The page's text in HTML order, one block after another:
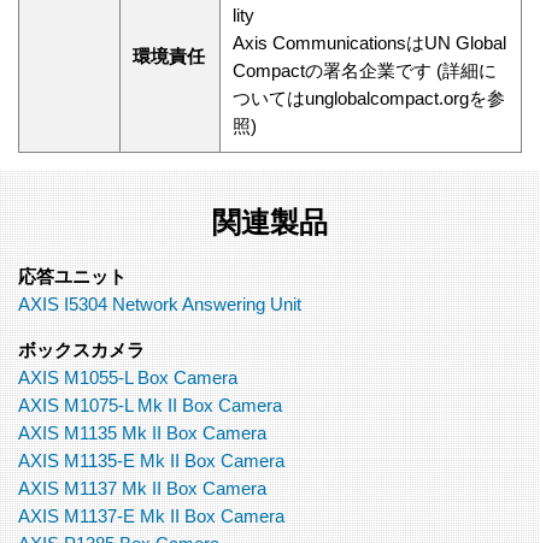
環境責任
lity
Axis CommunicationsはUN Global
Compactの署名企業です (詳細に
ついてはunglobalcompact.orgを参
照)
関連製品
応答ユニット
AXIS I5304 Network Answering Unit
ボックスカメラ
AXIS M1055-L Box Camera
AXIS M1075-L Mk II Box Camera
AXIS M1135 Mk II Box Camera
AXIS M1135-E Mk II Box Camera
AXIS M1137 Mk II Box Camera
AXIS M1137-E Mk II Box Camera